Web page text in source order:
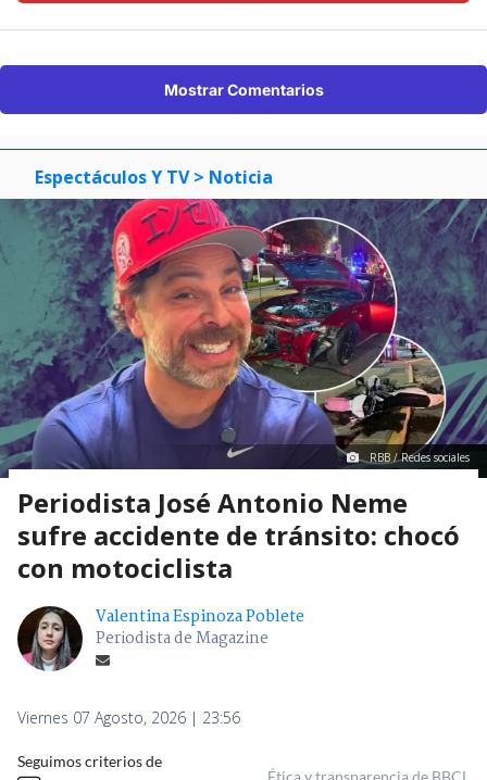
Mostrar Comentarios
Espectáculos Y TV > Noticia
RBB / Redes sociales
Periodista José Antonio Neme
sufre accidente de tránsito: chocó
con motociclista
Valentina Espinoza Poblete
Periodista de Magazine
Viernes 07 Agosto, 2026 | 23:56
Seguimos criterios de
Ética y transparencia de BBCL